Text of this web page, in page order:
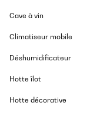
Cave à vin
Climatiseur mobile
Déshumidificateur
Hotte îlot
Hotte décorative